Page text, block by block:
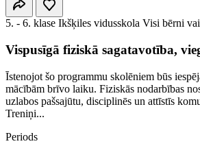
5. - 6. klase Ikšķiles vidusskola Visi bērni
Vispusīgā fiziskā sagatavotība,
Īstenojot šo programmu skolēniem būs
mācībām brīvo laiku. Fiziskās nodarbības
uzlabos pašsajūtu, disciplinēs un attīstīs
Treniņi...
Periods